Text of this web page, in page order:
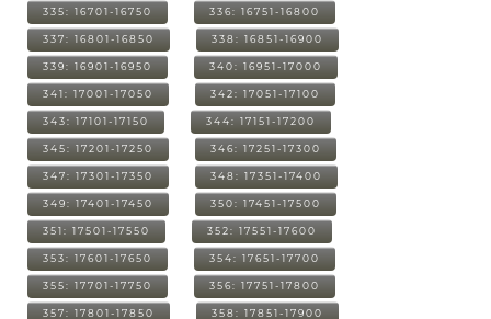
335: 16701-16750 336: 16751-16800
337: 16801-16850 338: 16851-16900
339: 16901-16950 340: 16951-17000
341: 17001-17050 342: 17051-17100
343: 17101-17150 344: 17151-17200
345: 17201-17250 346: 17251-17300
347: 17301-17350 348: 17351-17400
349: 17401-17450 350: 17451-17500
351: 17501-17550 352: 17551-17600
353: 17601-17650 354: 17651-17700
355: 17701-17750 356: 17751-17800
357: 17801-17850 358: 17851-17900